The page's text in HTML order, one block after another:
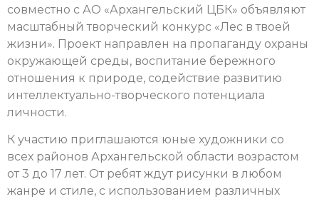
совместно с АО «Архангельский ЦБК» объявляют
масштабный творческий конкурс «Лес в твоей
жизни». Проект направлен на пропаганду охраны
окружающей среды, воспитание бережного
отношения к природе, содействие развитию
интеллектуально-творческого потенциала
личности.
К участию приглашаются юные художники со
всех районов Архангельской области возрастом
от 3 до 17 лет. От ребят ждут рисунки в любом
жанре и стиле, с использованием различных